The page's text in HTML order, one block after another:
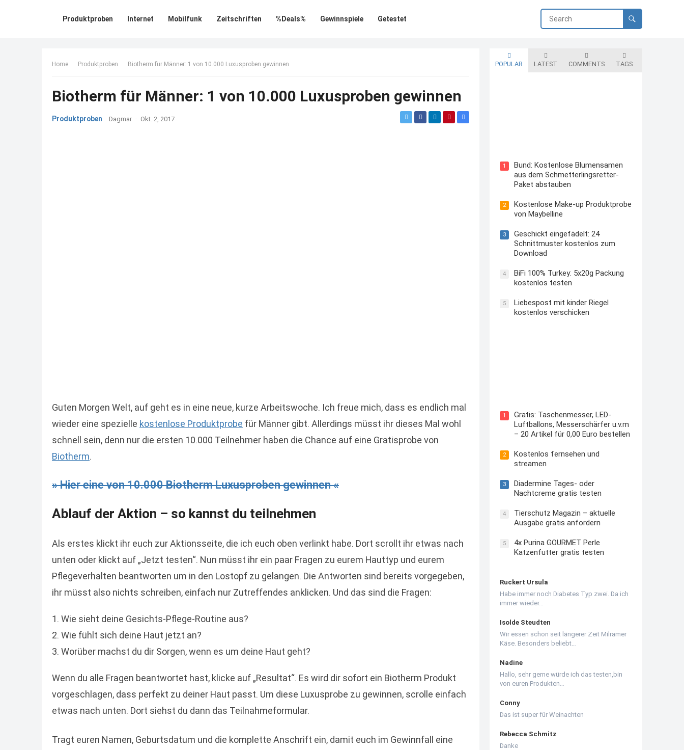
Produktproben Internet Mobilfunk Zeitschriften %Deals% Gewinnspiele Getestet
Home Produktproben Biotherm für Männer: 1 von 10.000 Luxusproben gewinnen
Biotherm für Männer: 1 von 10.000 Luxusproben gewinnen
Produktproben Dagmar · Okt. 2, 2017
Guten Morgen Welt, auf geht es in eine neue, kurze Arbeitswoche. Ich freue mich, dass es endlich mal
wieder eine spezielle kostenlose Produktprobe für Männer gibt. Allerdings müsst ihr dieses Mal wohl
schnell sein, denn nur die ersten 10.000 Teilnehmer haben die Chance auf eine Gratisprobe von
Biotherm.
» Hier eine von 10.000 Biotherm Luxusproben gewinnen «
Ablauf der Aktion – so kannst du teilnehmen
Als erstes klickt ihr euch zur Aktionsseite, die ich euch oben verlinkt habe. Dort scrollt ihr etwas nach
unten oder klickt auf „Jetzt testen“. Nun müsst ihr ein paar Fragen zu eurem Hauttyp und eurem
Pflegeverhalten beantworten um in den Lostopf zu gelangen. Die Antworten sind bereits vorgegeben,
ihr müsst also nichts schreiben, einfach nur Zutreffendes anklicken. Und das sind die Fragen:
Wie sieht deine Gesichts-Pflege-Routine aus?
Wie fühlt sich deine Haut jetzt an?
Worüber machst du dir Sorgen, wenn es um deine Haut geht?
Wenn du alle Fragen beantwortet hast, klicke auf „Resultat“. Es wird dir sofort ein Biotherm Produkt
vorgeschlagen, dass perfekt zu deiner Haut passt. Um diese Luxusprobe zu gewinnen, scrolle einfach
etwas nach unten. Dort siehst du dann das Teilnahmeformular.
Tragt euren Namen, Geburtsdatum und die komplette Anschrift ein, damit euch im Gewinnfall eine
POPULAR LATEST COMMENTS TAGS
1
Bund: Kostenlose Blumensamen
aus dem Schmetterlingsretter-
Paket abstauben
2
Kostenlose Make-up Produktprobe
von Maybelline
3
Geschickt eingefädelt: 24
Schnittmuster kostenlos zum
Download
4
BiFi 100% Turkey: 5x20g Packung
kostenlos testen
5
Liebespost mit kinder Riegel
kostenlos verschicken
1
Gratis: Taschenmesser, LED-
Luftballons, Messerschärfer u.v.m
– 20 Artikel für 0,00 Euro bestellen
2
Kostenlos fernsehen und
streamen
3
Diadermine Tages- oder
Nachtcreme gratis testen
4
Tierschutz Magazin – aktuelle
Ausgabe gratis anfordern
5
4x Purina GOURMET Perle
Katzenfutter gratis testen
Ruckert Ursula
Habe immer noch Diabetes Typ zwei. Da ich
immer wieder…
Isolde Steudten
Wir essen schon seit längerer Zeit Milramer
Käse. Besonders beliebt…
Nadine
Hallo, sehr gerne würde ich das testen,bin
von euren Produkten…
Conny
Das ist super für Weinachten
Rebecca Schmitz
Danke